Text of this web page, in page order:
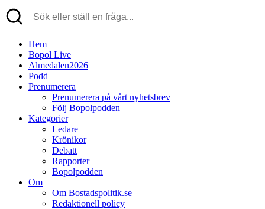
Hem
Bopol Live
Almedalen2026
Podd
Prenumerera
Prenumerera på vårt nyhetsbrev
Följ Bopolpodden
Kategorier
Ledare
Krönikor
Debatt
Rapporter
Bopolpodden
Om
Om Bostadspolitik.se
Redaktionell policy